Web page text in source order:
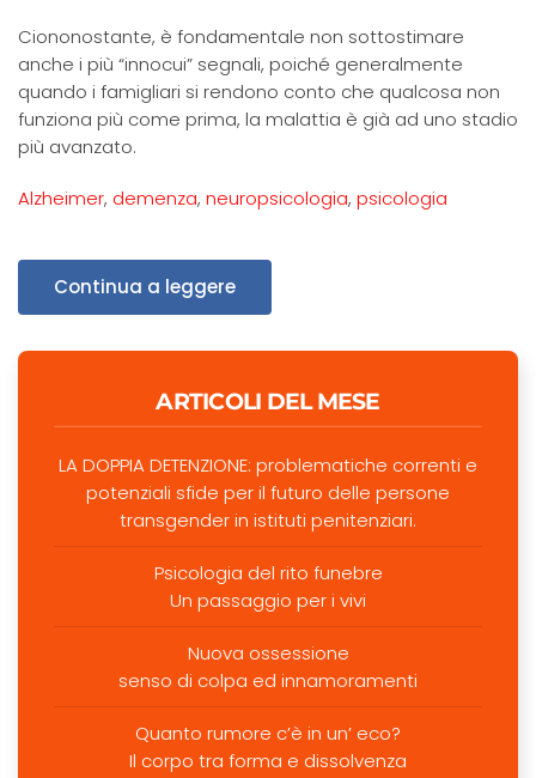
Ciononostante, è fondamentale non sottostimare
anche i più “innocui” segnali, poiché generalmente
quando i famigliari si rendono conto che qualcosa non
funziona più come prima, la malattia è già ad uno stadio
più avanzato.
Alzheimer, demenza, neuropsicologia, psicologia
Continua a leggere
ARTICOLI DEL MESE
LA DOPPIA DETENZIONE: problematiche correnti e
potenziali sfide per il futuro delle persone
transgender in istituti penitenziari.
Psicologia del rito funebre
Un passaggio per i vivi
Nuova ossessione
senso di colpa ed innamoramenti
Quanto rumore c’è in un’ eco?
Il corpo tra forma e dissolvenza